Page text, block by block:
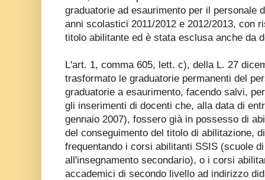
graduatorie ad esaurimento per il personale
anni scolastici 2011/2012 e 2012/2013, con
titolo abilitante ed è stata esclusa anche da
L'art. 1, comma 605, lett. c), della L. 27
trasformato le graduatorie permanenti del
graduatorie a esaurimento, facendo salvi,
gli inserimenti di docenti che, alla data di
gennaio 2007), fossero già in possesso di
del conseguimento del titolo di abilitazione,
frequentando i corsi abilitanti SSIS (scuole
all'insegnamento secondario), o i corsi
accademici di secondo livello ad indirizzo